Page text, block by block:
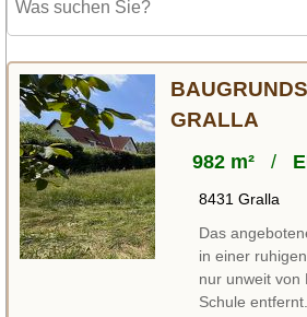
GRALLA
982 m²/
8431 Gralla
Das
in einer
nur unweit von
Schule